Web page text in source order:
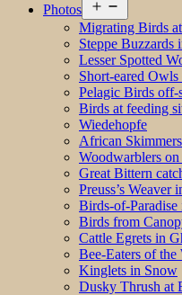
Photos
menu
Migrating Birds
Steppe
Lesser Spotted
Short-eared
Pelagic Birds off-
Birds at feeding
Wiedehopfe
African
Woodwarblers
Great Bittern
Preuss’s Weaver
Birds-of-Paradise
Birds from
Cattle Egrets in
Bee-Eaters of the
Kinglets in Snow
Dusky Thrush at